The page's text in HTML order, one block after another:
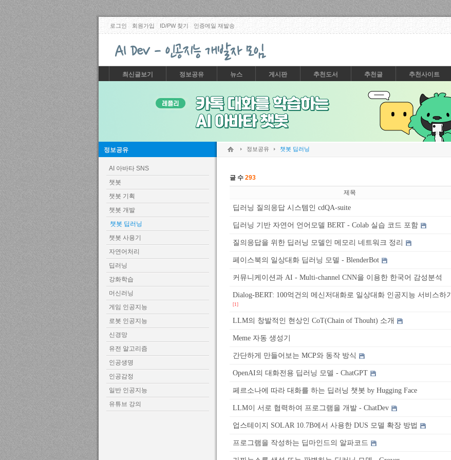
로그인 회원가입 ID/PW 찾기 인증메일 재발송
최신글보기 정보공유 뉴스 게시판 추천도서 추천글 추천사이트
정보공유
AI 아바타 SNS
챗봇
챗봇 기획
챗봇 개발
챗봇 딥러닝
챗봇 사용기
자연어처리
딥러닝
강화학습
머신러닝
게임 인공지능
로봇 인공지능
신경망
유전 알고리즘
인공생명
인공감정
일반 인공지능
유튜브 강의
정보공유 챗봇 딥러닝
글 수 293
제목
딥러닝 질의응답 시스템인 cdQA-suite
딥러닝 기반 자연어 언어모델 BERT - Colab 실습 코드 포함
질의응답을 위한 딥러닝 모델인 메모리 네트워크 정리
페이스북의 일상대화 딥러닝 모델 - BlenderBot
커뮤니케이션과 AI - Multi-channel CNN을 이용한 한국어 감성분석
Dialog-BERT: 100억건의 메신저대화로 일상대화 인공지능 서비스하기
[1]
LLM의 창발적인 현상인 CoT(Chain of Thouht) 소개
Meme 자동 생성기
간단하게 만들어보는 MCP와 동작 방식
OpenAI의 대화전용 딥러닝 모델 - ChatGPT
페르소나에 따라 대화를 하는 딥러닝 챗봇 by Hugging Face
LLM이 서로 협력하여 프로그램을 개발 - ChatDev
업스테이지 SOLAR 10.7B에서 사용한 DUS 모델 확장 방법
프로그램을 작성하는 딥마인드의 알파코드